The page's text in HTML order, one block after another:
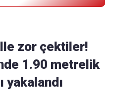
zor çektiler!
1.90 metrelik
yakalandı